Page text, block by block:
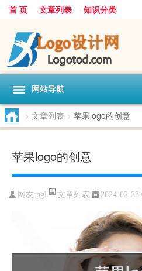
首 页 文章列表 知识分类
网站导航
> 文章列表 > 苹果logo的创意
苹果logo的创意
网友:pgl 文章列表 2024-02-23